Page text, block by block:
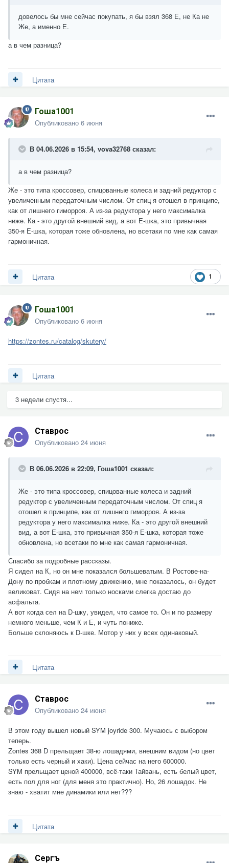
довелось бы мне сейчас покупать, я бы взял 368 Е, не Ка не
Же, а именно Е.
а в чем разница?
Цитата
Гоша1001
Опубликовано 6 июня
В 04.06.2026 в 15:54, vova32768 сказал:
а в чем разница?
Же - это типа кроссовер, спицованные колеса и задний редуктор с
увеличенным передаточным числом. От спиц я отошел в принципе,
как от лишнего гиморроя. А из-за редуктора у него максималка
ниже. Ка - это другой внешний вид, а вот Е-шка, это привычная
350-я Е-шка, которая тоже обновлена, но всетаки по мне как самая
гармоничная.
1
Цитата
Гоша1001
Опубликовано 6 июня
https://zontes.ru/catalog/skutery/
Цитата
3 недели спустя...
Ставрос
Опубликовано 24 июня
В 06.06.2026 в 22:09, Гоша1001 сказал:
Же - это типа кроссовер, спицованные колеса и задний
редуктор с увеличенным передаточным числом. От спиц я
отошел в принципе, как от лишнего гиморроя. А из-за
редуктора у него максималка ниже. Ка - это другой внешний
вид, а вот Е-шка, это привычная 350-я Е-шка, которая тоже
обновлена, но всетаки по мне как самая гармоничная.
Спасибо за подробные рассказы.
Я сидел на К, но он мне показался большеватым. В Ростове-на-
Дону по пробкам и плотному движению, мне показалось, он будет
великоват. Сидя на нем только носками слегка достаю до
асфальта.
А вот когда сел на D-шку, увидел, что самое то. Он и по размеру
немного меньше, чем К и Е, и чуть пониже.
Больше склоняюсь к D-шке. Мотор у них у всех одинаковый.
Цитата
Ставрос
Опубликовано 24 июня
В этом году вышел новый SYM joyride 300. Мучаюсь с выбором
теперь.
Zontes 368 D прельщает 38-ю лошадями, внешним видом (но цвет
только есть черный и хаки). Цена сейчас на него 600000.
SYM прельщает ценой 400000, всё-таки Тайвань, есть белый цвет,
есть пол для ног (для меня это практично). Но, 26 лошадок. Не
знаю - хватит мне динамики или нет???
Цитата
Сергъ